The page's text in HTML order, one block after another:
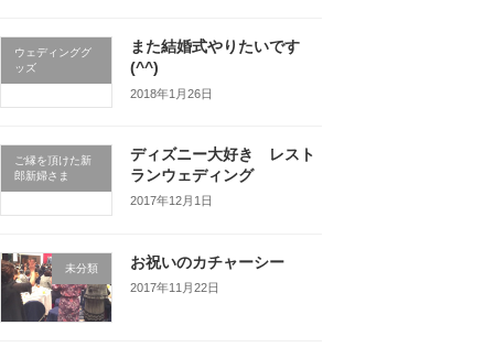
ウェディンググ
ッズ
また結婚式やりたいです
(^^)
2018年1月26日
ご縁を頂けた新
郎新婦さま
ディズニー大好き レスト
ランウェディング
2017年12月1日
未分類 お祝いのカチャーシー
2017年11月22日